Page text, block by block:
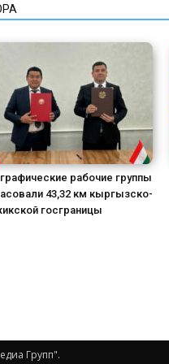
рабочие группы
43,32 км кыргызско-
госграницы
Групп".